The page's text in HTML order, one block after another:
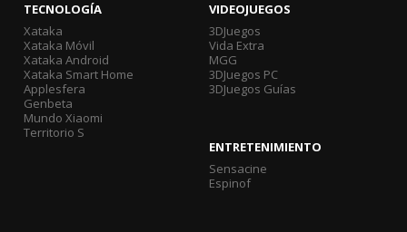
TECNOLOGÍA
Xataka
Xataka Móvil
Xataka Android
Xataka Smart Home
Applesfera
Genbeta
Mundo Xiaomi
Territorio S
VIDEOJUEGOS
3DJuegos
Vida Extra
MGG
3DJuegos PC
3DJuegos Guías
ENTRETENIMIENTO
Sensacine
Espinof